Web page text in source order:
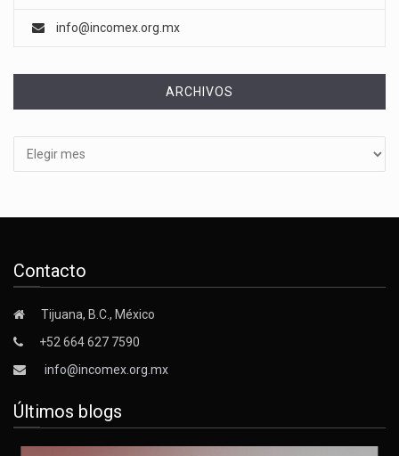
info@incomex.org.mx
ARCHIVOS
Contacto
Tijuana, B.C., México
+52 664 627 7590
info@incomex.org.mx
Últimos blogs